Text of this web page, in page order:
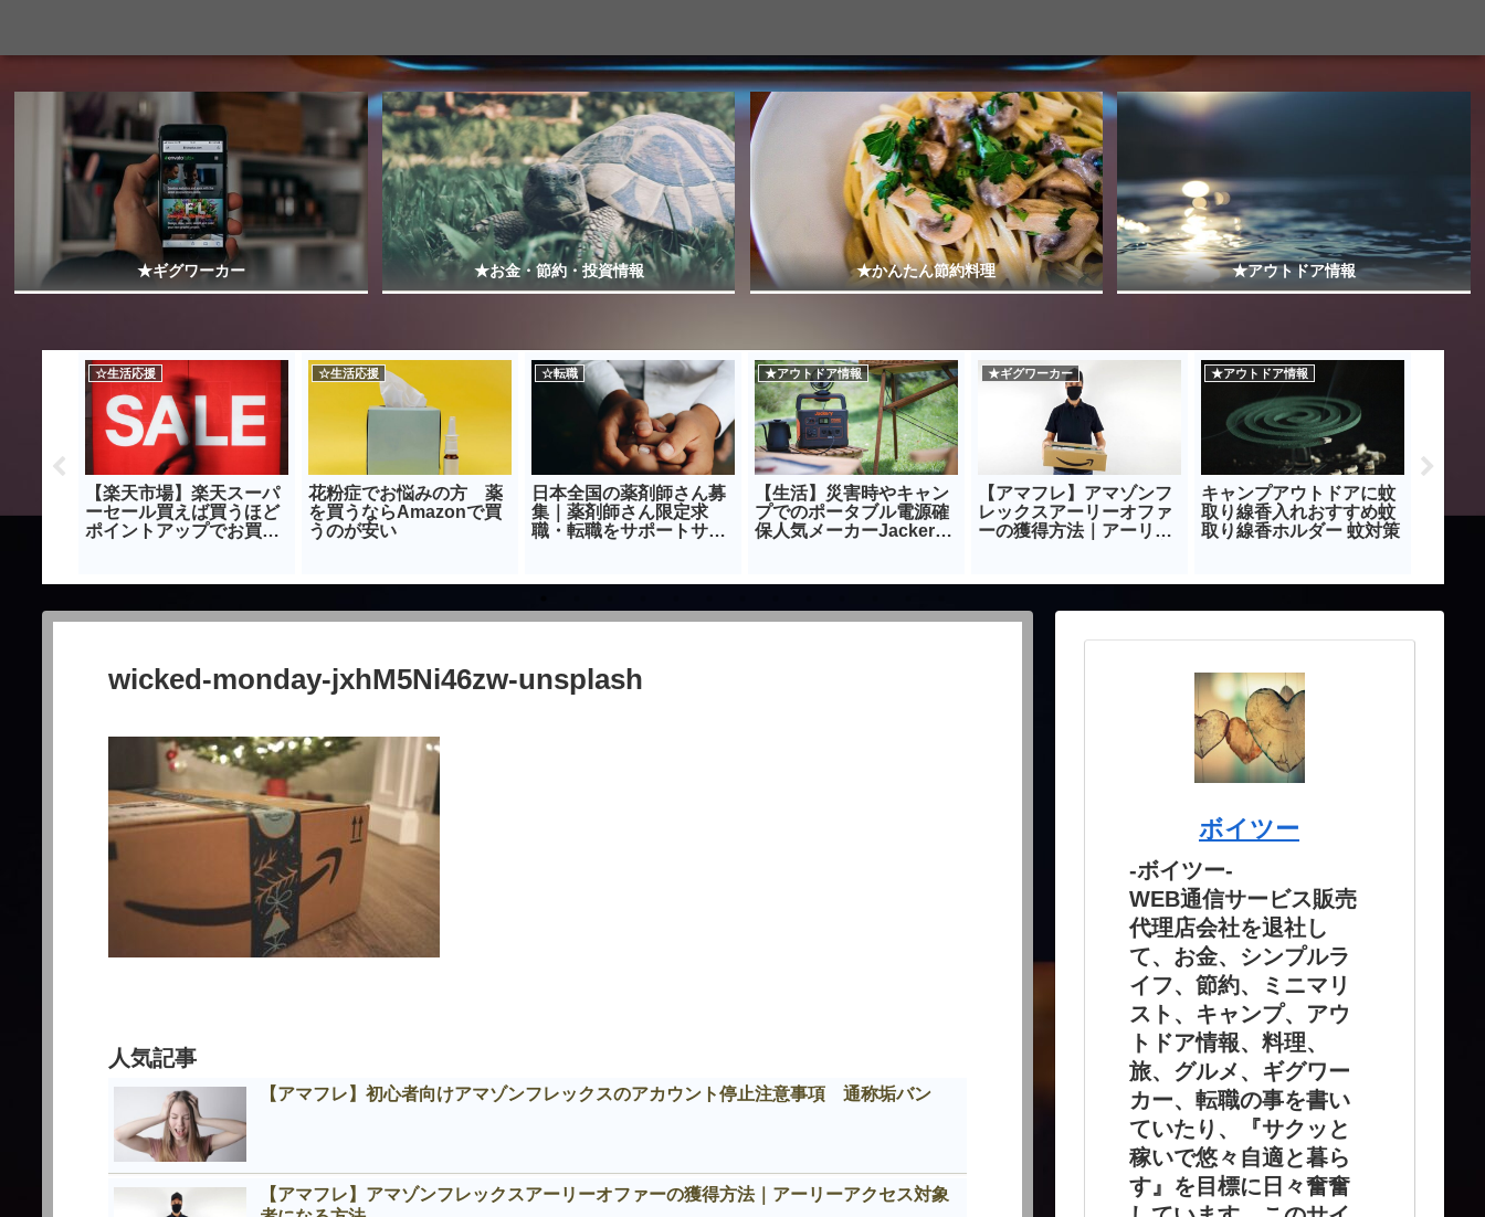
★ギグワーカー ★お金・節約・投資情報 ★かんたん節約料理 ★アウトドア情報
菜さ
☆生活応援
【楽天市場】楽天スーパ
ーセール買えば買うほど
ポイントアップでお買い
☆生活応援
花粉症でお悩みの方 薬
を買うならAmazonで買
うのが安い
☆転職
日本全国の薬剤師さん募
集｜薬剤師さん限定求
職・転職をサポートサイ
★アウトドア情報
【生活】災害時やキャン
プでのポータブル電源確
保人気メーカーJackery
★ギグワーカー
【アマフレ】アマゾンフ
レックスアーリーオファ
ーの獲得方法｜アーリー
★アウトドア情報
キャンプアウトドアに蚊
取り線香入れおすすめ蚊
取り線香ホルダー 蚊対策
黒ナ
wicked-monday-jxhM5Ni46zw-unsplash
人気記事
【アマフレ】初心者向けアマゾンフレックスのアカウント停止注意事項 通称垢バン
【アマフレ】アマゾンフレックスアーリーオファーの獲得方法｜アーリーアクセス対象
ボイツー
-ボイツー-
WEB通信サービス販売
代理店会社を退社し
て、お金、シンプルラ
イフ、節約、ミニマリ
スト、キャンプ、アウ
トドア情報、料理、
旅、グルメ、ギグワー
カー、転職の事を書い
ていたり、『サクッと
稼いで悠々自適と暮ら
す』を目標に日々奮奮